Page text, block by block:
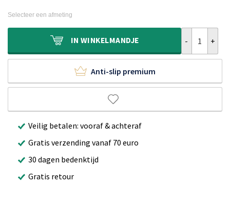
Selecteer een afmeting
IN WINKELMANDJE
Anti-slip premium
Veilig betalen: vooraf & achteraf
Gratis verzending vanaf 70 euro
30 dagen bedenktijd
Gratis retour